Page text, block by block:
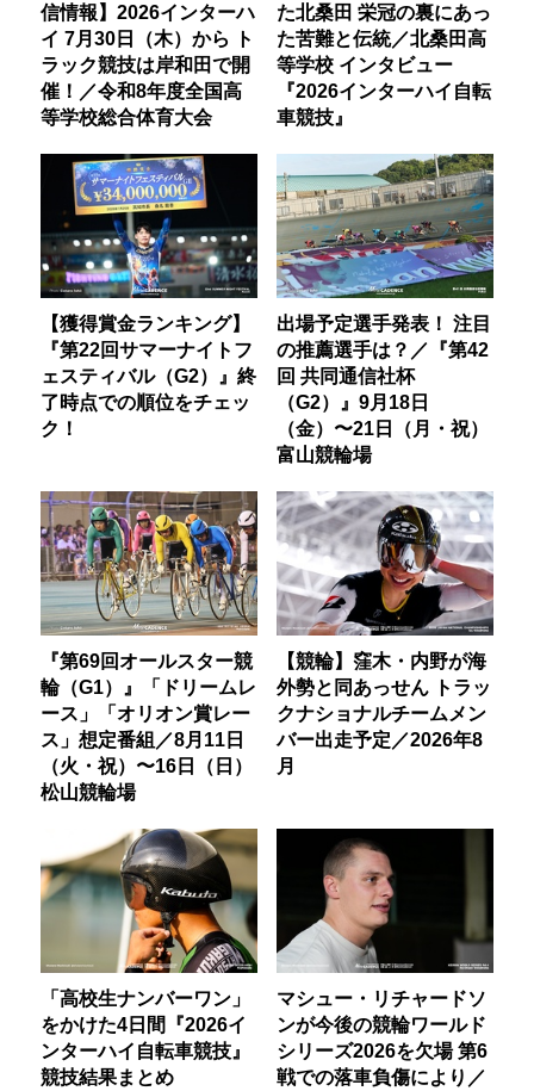
信情報】2026インターハ
イ 7月30日（木）から ト
ラック競技は岸和田で開
催！／令和8年度全国高
等学校総合体育大会
た北桑田 栄冠の裏にあっ
た苦難と伝統／北桑田高
等学校 インタビュー
『2026インターハイ自転
車競技』
【獲得賞金ランキング】
『第22回サマーナイトフ
ェスティバル（G2）』終
了時点での順位をチェッ
ク！
出場予定選手発表！ 注目
の推薦選手は？／『第42
回 共同通信社杯
（G2）』9月18日
（金）〜21日（月・祝）
富山競輪場
『第69回オールスター競
輪（G1）』「ドリームレ
ース」「オリオン賞レー
ス」想定番組／8月11日
（火・祝）〜16日（日）
松山競輪場
【競輪】窪木・内野が海
外勢と同あっせん トラッ
クナショナルチームメン
バー出走予定／2026年8
月
「高校生ナンバーワン」
をかけた4日間『2026イ
ンターハイ自転車競技』
競技結果まとめ
マシュー・リチャードソ
ンが今後の競輪ワールド
シリーズ2026を欠場 第6
戦での落車負傷により／